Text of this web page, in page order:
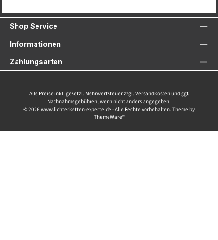
Shop Service
Informationen
Zahlungsarten
Alle Preise inkl. gesetzl. Mehrwertsteuer zzgl. Versandkostenund ggf.
Nachnahmegebühren, wenn nicht anders angegeben.
© 2026 www.lichterketten-experte.de - Alle Rechte vorbehalten. Theme by
ThemeWare®